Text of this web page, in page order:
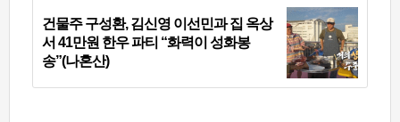
건물주 구성환, 김신영 이선민과 집 옥상
서 41만원 한우 파티 “화력이 성화봉
송”(나혼산)